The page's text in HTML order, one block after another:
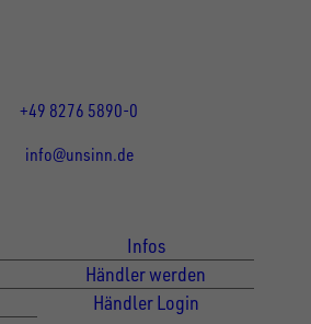
+49 8276 5890-0
info@unsinn.de
Infos
Händler werden
Händler Login